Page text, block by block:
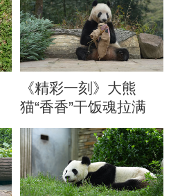
《精彩一刻》大熊
猫“香香”干饭魂拉满